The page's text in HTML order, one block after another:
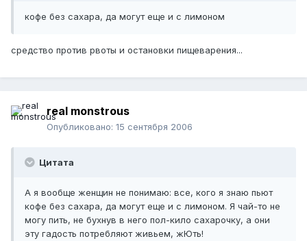
кофе без сахара, да могут еще и с лимоном
средство против рвоты и остановки пищеварения...
real monstrous
Опубликовано: 15 сентября 2006
Цитата
А я вообще женщин не понимаю: все, кого я знаю пьют
кофе без сахара, да могут еще и с лимоном. Я чай-то не
могу пить, не бухнув в него пол-кило сахарочку, а они
эту гадость потребляют живьем, жЮть!